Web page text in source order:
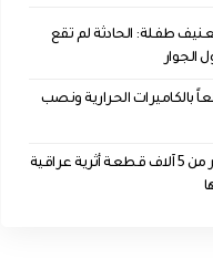
طفلة: الحادثة لم تقع
الجوار
تجهيز 50 تقاطعاً بالكاميرات الحرارية ونصب
بعد 2003.. تهريب أكثر من 5 آلاف قطعة أثرية عراقية